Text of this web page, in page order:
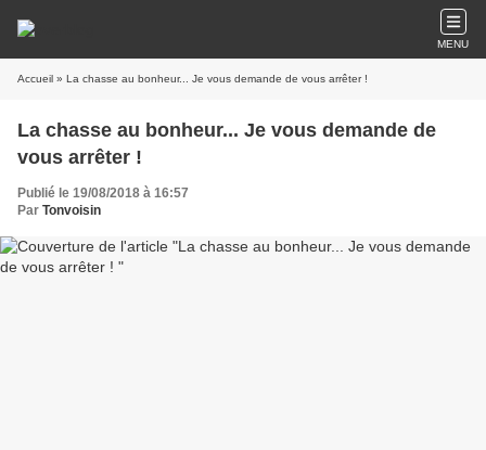
MENU
Accueil » La chasse au bonheur... Je vous demande de vous arrêter !
La chasse au bonheur... Je vous demande de
vous arrêter !
Publié le 19/08/2018 à 16:57
Par Tonvoisin